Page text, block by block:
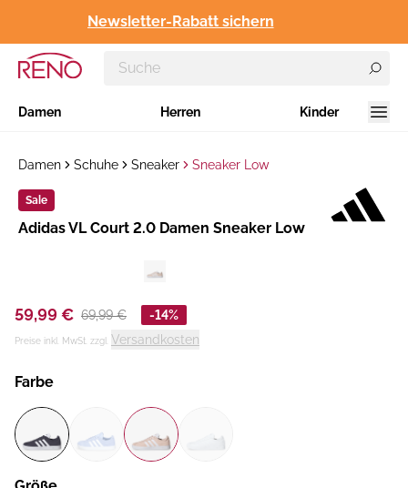
Newsletter-Rabatt sichern
Damen Herren Kinder
Damen Schuhe Sneaker Sneaker Low
Sale
Hersteller:
​Adidas VL Court 2.0 Damen Sneaker Low
59,99 € 69,99 € -14%
Preise inkl. MwSt. zzgl. Versandkosten
Farbe